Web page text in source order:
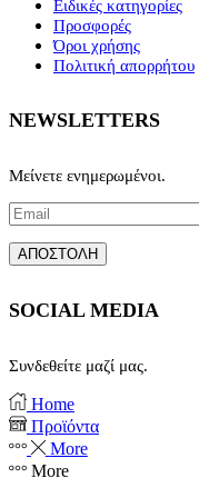
Ειδικές κατηγορίες
Προσφορές
Όροι χρήσης
Πολιτική απορρήτου
NEWSLETTERS
Μείνετε ενημερωμένοι.
SOCIAL MEDIA
Συνδεθείτε μαζί μας.
Facebook
Instagram
Home
Προϊόντα
More
More